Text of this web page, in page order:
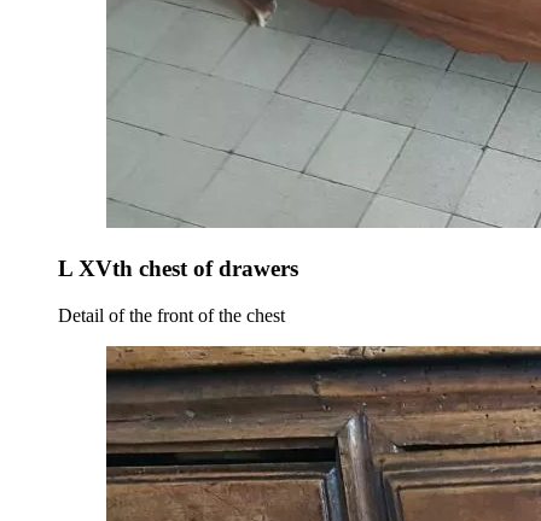
L XVth chest of drawers
Detail of the front of the chest